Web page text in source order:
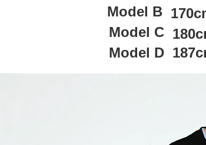
Model B
Model C
Model D